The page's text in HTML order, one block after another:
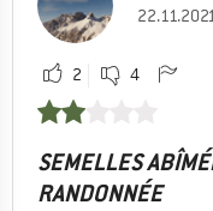
2 4
SEMELLES
RANDONNÉE